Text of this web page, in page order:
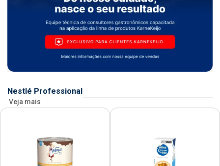
Nestlé Professional
Veja mais